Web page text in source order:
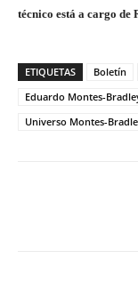
técnico está a cargo de
ETIQUETAS Boletín
Eduardo Montes-
Universo Montes-